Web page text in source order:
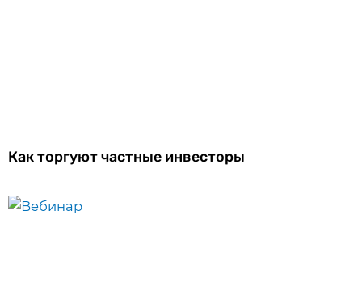
Как торгуют частные инвесторы